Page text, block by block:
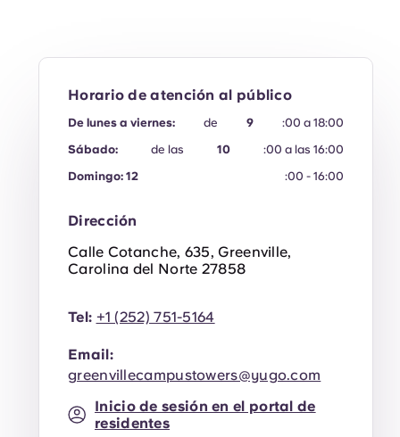
Horario de atención al público
De lunes a viernes: de 9
:00 a 18:00
Sábado:
de las 10
:00 a las 16:00
Domingo: 12
:00 - 16:00
Dirección
Calle Cotanche, 635, Greenville,
Carolina del Norte 27858
Tel: +1 (252) 751-5164
Email:
greenvillecampustowers@yugo.com
Inicio de sesión en el portal de
residentes